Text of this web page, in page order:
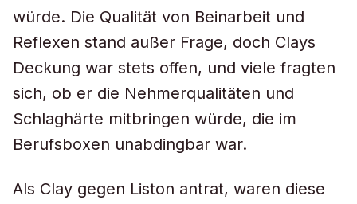
würde. Die Qualität von Beinarbeit und
Reflexen stand außer Frage, doch Clays
Deckung war stets offen, und viele fragten
sich, ob er die Nehmerqualitäten und
Schlaghärte mitbringen würde, die im
Berufsboxen unabdingbar war.
Als Clay gegen Liston antrat, waren diese